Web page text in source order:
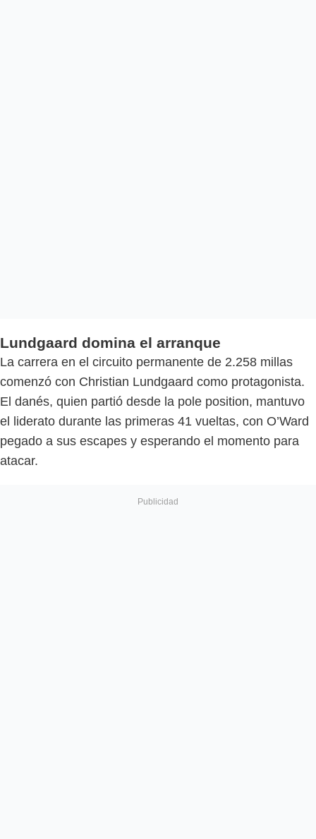
Lundgaard domina el arranque
La carrera en el circuito permanente de 2.258 millas
comenzó con Christian Lundgaard como protagonista.
El danés, quien partió desde la pole position, mantuvo
el liderato durante las primeras 41 vueltas, con O’Ward
pegado a sus escapes y esperando el momento para
atacar.